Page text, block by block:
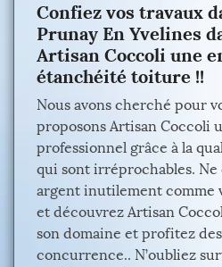
Confiez vos travaux
Prunay En Yvelines
Artisan Coccoli une
étanchéité toiture !!
Nous avons cherché pour
proposons Artisan Coccoli
professionnel grâce à la
qui sont irréprochables. Ne
argent inutilement comme
et découvrez Artisan
son domaine et profitez
concurrence.. N’oubliez